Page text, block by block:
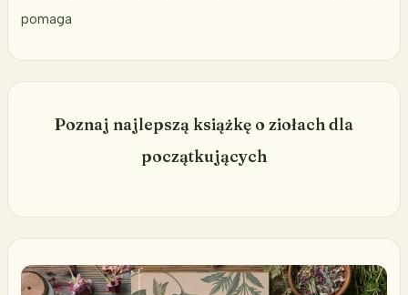
pomaga
Poznaj najlepszą książkę o ziołach dla
początkujących